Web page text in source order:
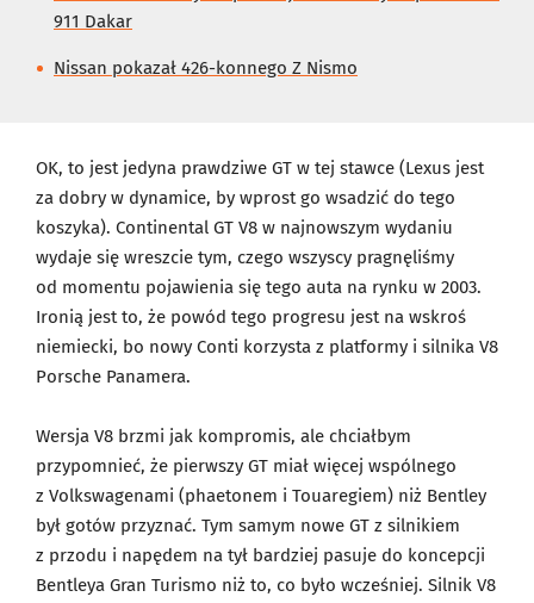
911 Dakar
Nissan pokazał 426-konnego Z Nismo
OK, to jest jedyna prawdziwe GT w tej stawce (Lexus jest
za dobry w dynamice, by wprost go wsadzić do tego
koszyka). Continental GT V8 w najnowszym wydaniu
wydaje się wreszcie tym, czego wszyscy pragnęliśmy
od momentu pojawienia się tego auta na rynku w 2003.
Ironią jest to, że powód tego progresu jest na wskroś
niemiecki, bo nowy Conti korzysta z platformy i silnika V8
Porsche Panamera.
Wersja V8 brzmi jak kompromis, ale chciałbym
przypomnieć, że pierwszy GT miał więcej wspólnego
z Volkswagenami (phaetonem i Touaregiem) niż Bentley
był gotów przyznać. Tym samym nowe GT z silnikiem
z przodu i napędem na tył bardziej pasuje do koncepcji
Bentleya Gran Turismo niż to, co było wcześniej. Silnik V8